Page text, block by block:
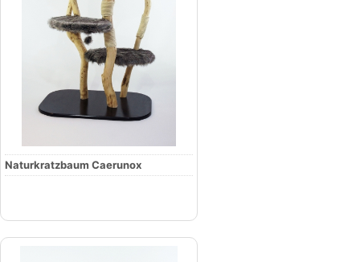
Naturkratzbaum Caerunox